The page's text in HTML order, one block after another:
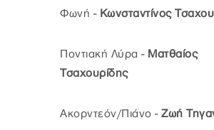
Φωνή - Κωνσταντίνος
Ποντιακή Λύρα - Ματθαίος
Τσαχουρίδης
Ακορντεόν/Πιάνο - Ζωή